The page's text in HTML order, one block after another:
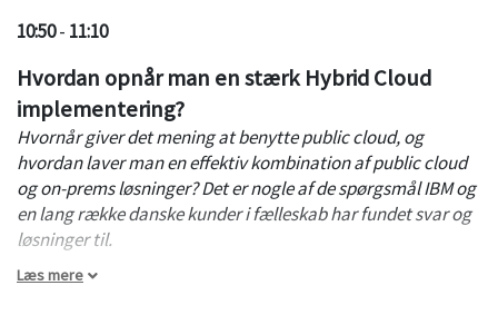
10:50- 11:10
Hvordan opnår man en stærk Hybrid Cloud
implementering?
Hvornår giver det mening at benytte public cloud, og
hvordan laver man en effektiv kombination af public cloud
og on-prems løsninger? Det er nogle af de spørgsmål IBM og
en lang række danske kunder i fælleskab har fundet svar og
løsninger til.
Cathrine og Lars vil tale om konkrete kunde cases, hvor man
Læs mere